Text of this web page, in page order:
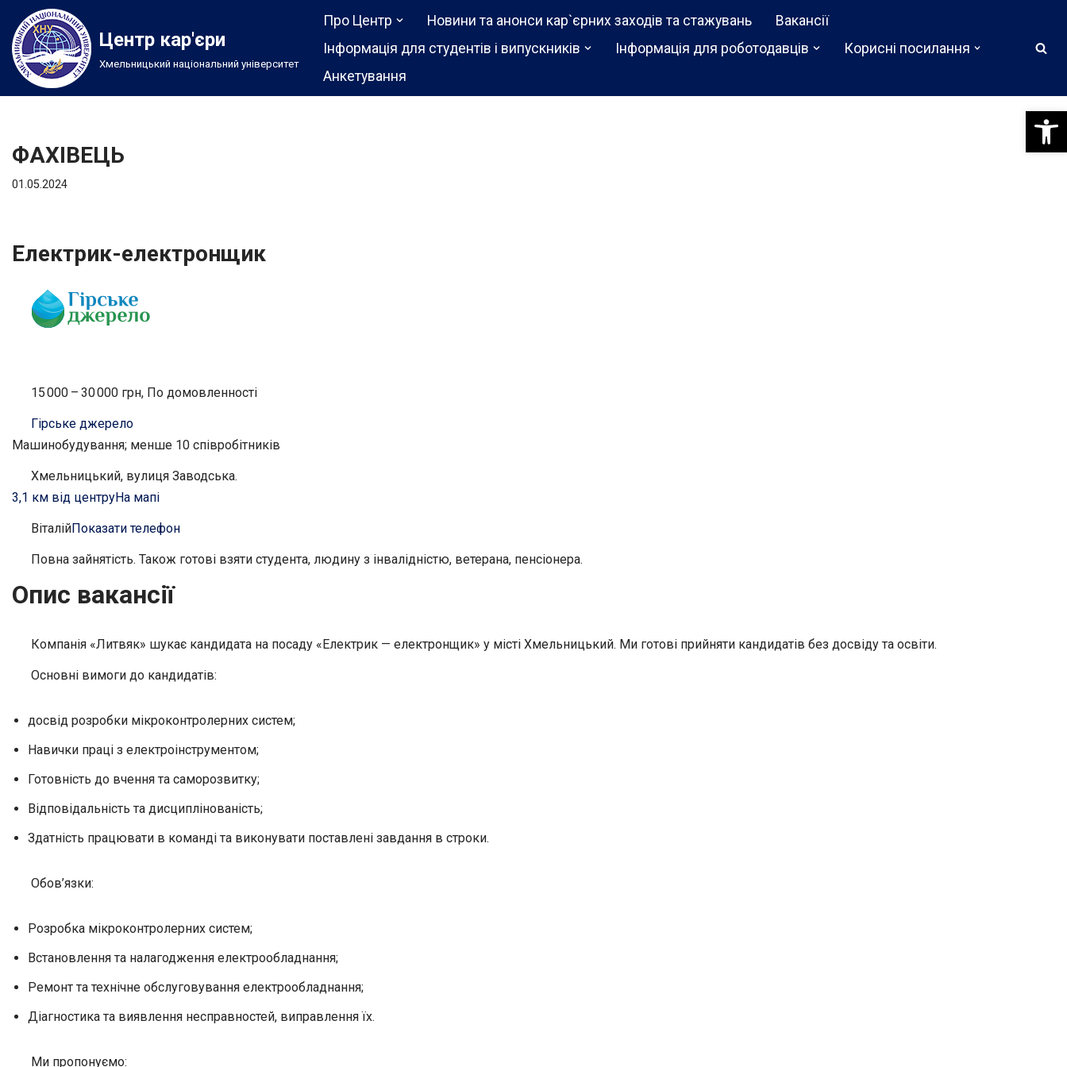
Перейти
до
вмісту
Центр кар'єри
Хмельницький національний університет
Про Центр Новини та анонси кар`єрних заходів та стажувань
Вакансії
Інформація для студентів і випускників
Інформація для роботодавців
Корисні посилання
Анкетування
ФАХІВЕЦЬ
01.05.2024
Електрик-електронщик
15 000 – 30 000 грн, По домовленності
Гірське джерело
Машинобудування; менше 10 співробітників
Хмельницький, вулиця Заводська.
3,1 км від центруНа мапі
ВіталійПоказати телефон
Повна зайнятість. Також готові взяти студента, людину з інвалідністю, ветерана, пенсіонера.
Опис вакансії
Компанія «Литвяк» шукає кандидата на посаду «Електрик — електронщик» у місті Хмельницький. Ми готові прийняти кандидатів без досвіду та освіти.
Основні вимоги до кандидатів:
досвід розробки мікроконтролерних систем;
Навички праці з електроінструментом;
Готовність до вчення та саморозвитку;
Відповідальність та дисциплінованість;
Здатність працювати в команді та виконувати поставлені завдання в строки.
Обов’язки:
Розробка мікроконтролерних систем;
Встановлення та налагодження електрообладнання;
Ремонт та технічне обслуговування електрообладнання;
Діагностика та виявлення несправностей, виправлення їх.
Ми пропонуємо: